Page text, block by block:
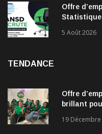
Offre
Statistique
5 Août 2026
TENDANCE
Offre
brillant
19 Décembre